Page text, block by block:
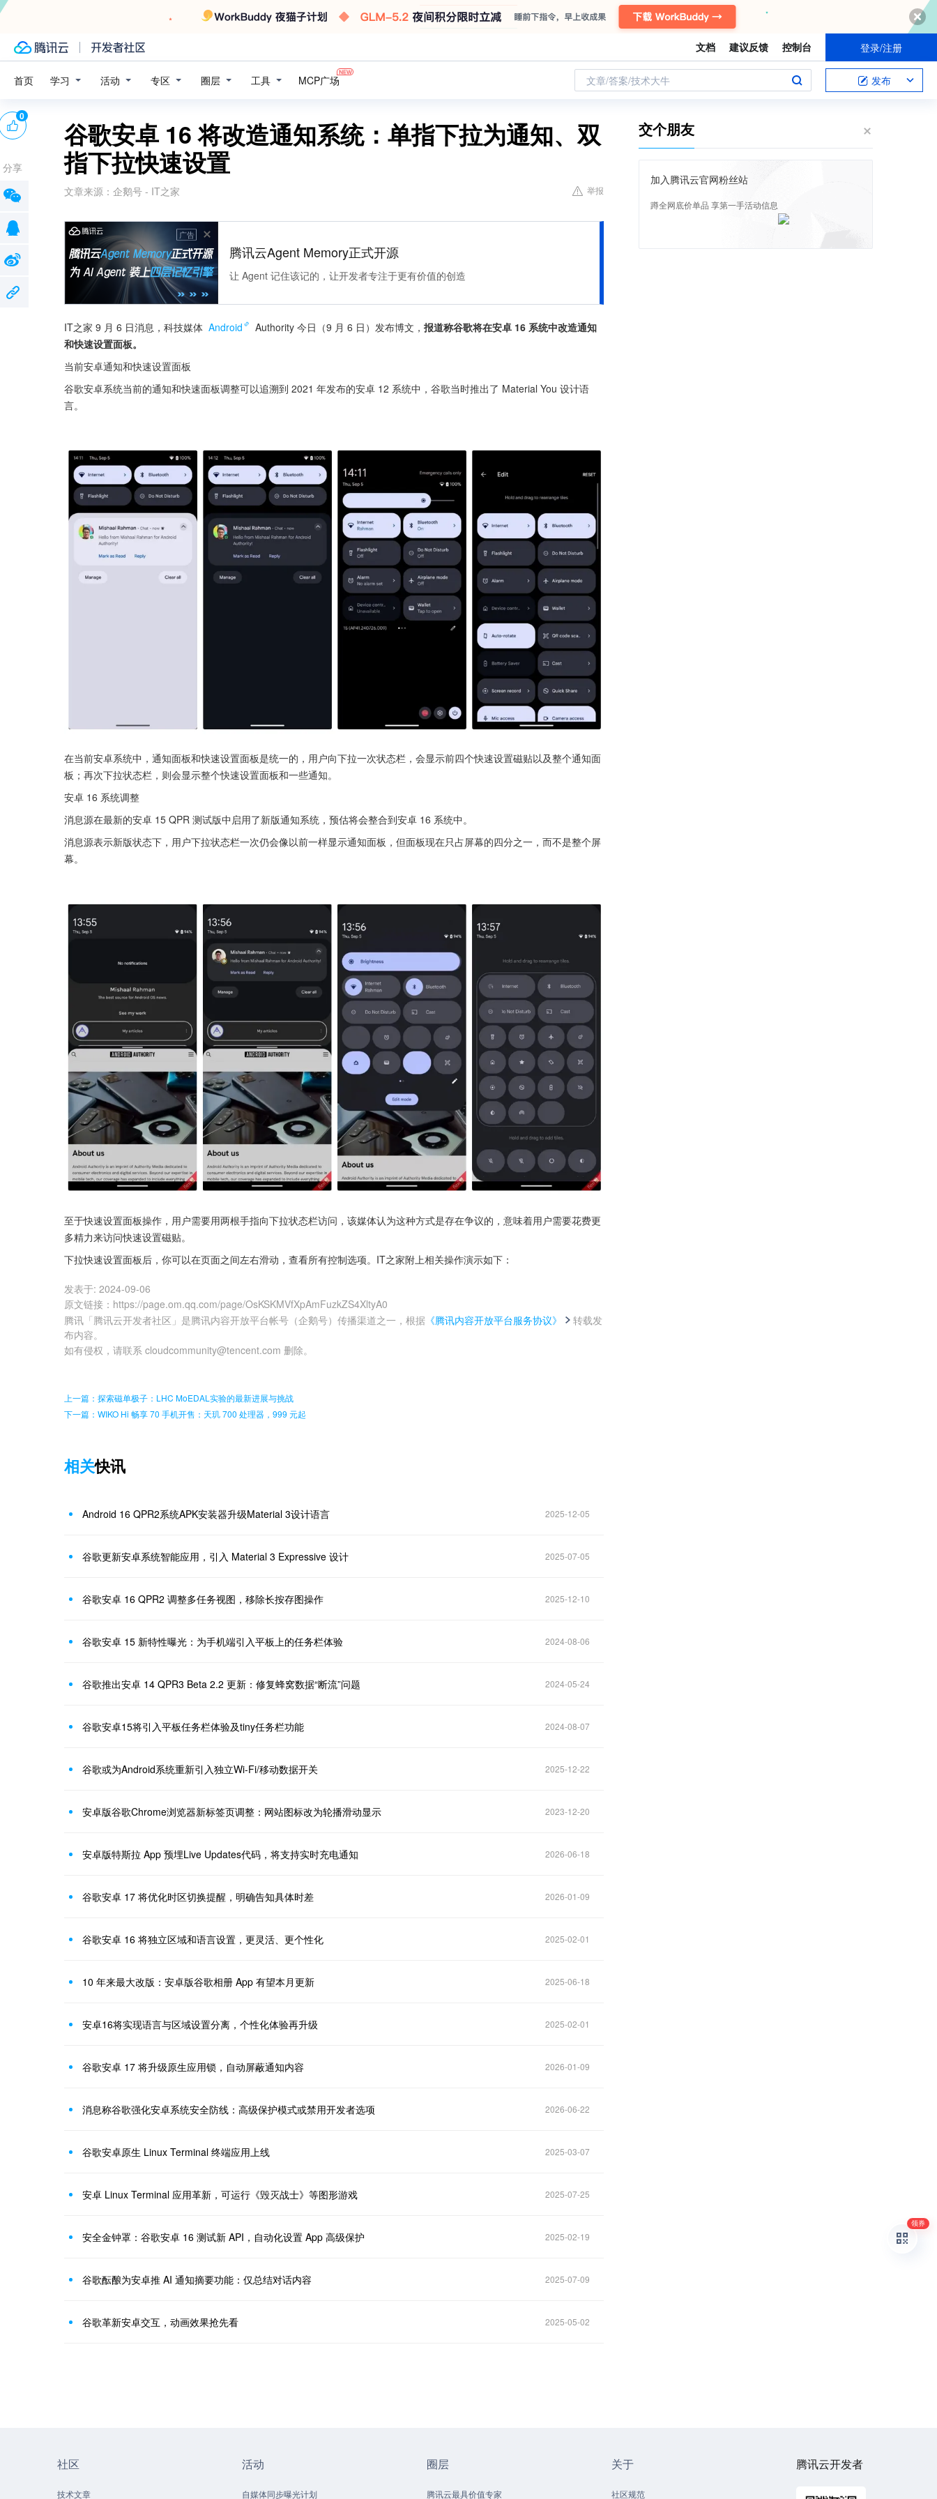
文档 建议反馈 控制台 登录/注册
首页 学习 活动 专区 圈层 工具 MCP广场 文章/答案/技术大牛 发布
谷歌安卓 16 将改造通知系统：单指下拉为通知、双
指下拉快速设置
文章来源： 企鹅号 - IT之家 举报
广告
腾讯云Agent Memory正式开源
让 Agent 记住该记的，让开发者专注于更有价值的创造
IT之家 9 月 6 日消息，科技媒体 Android Authority 今日（9 月 6 日）发布博文， 报道称谷歌将在安卓 16 系统中改造通知
和快速设置面板。
当前安卓通知和快速设置面板
谷歌安卓系统当前的通知和快速面板调整可以追溯到 2021 年发布的安卓 12 系统中，谷歌当时推出了 Material You 设计语
言。
在当前安卓系统中，通知面板和快速设置面板是统一的，用户向下拉一次状态栏，会显示前四个快速设置磁贴以及整个通知面
板；再次下拉状态栏，则会显示整个快速设置面板和一些通知。
安卓 16 系统调整
消息源在最新的安卓 15 QPR 测试版中启用了新版通知系统，预估将会整合到安卓 16 系统中。
消息源表示新版状态下，用户下拉状态栏一次仍会像以前一样显示通知面板，但面板现在只占屏幕的四分之一，而不是整个屏
幕。
至于快速设置面板操作，用户需要用两根手指向下拉状态栏访问，该媒体认为这种方式是存在争议的，意味着用户需要花费更
多精力来访问快速设置磁贴。
下拉快速设置面板后，你可以在页面之间左右滑动，查看所有控制选项。IT之家附上相关操作演示如下：
发表于: 2024-09-06
原文链接 ： https://page.om.qq.com/page/OsKSKMVfXpAmFuzkZS4XltyA0
腾讯「腾讯云开发者社区」是腾讯内容开放平台帐号（企鹅号）传播渠道之一，根据 《腾讯内容开放平台服务协议》
转载发
布内容。
如有侵权，请联系 cloudcommunity@tencent.com 删除。
0
分享
上一篇：探索磁单极子：LHC MoEDAL实验的最新进展与挑战
下一篇：WIKO Hi 畅享 70 手机开售：天玑 700 处理器，999 元起
相关快讯
Android 16 QPR2系统APK安装器升级Material 3设计语言 2025-12-05
谷歌更新安卓系统智能应用，引入 Material 3 Expressive 设计 2025-07-05
谷歌安卓 16 QPR2 调整多任务视图，移除长按存图操作 2025-12-10
谷歌安卓 15 新特性曝光：为手机端引入平板上的任务栏体验 2024-08-06
谷歌推出安卓 14 QPR3 Beta 2.2 更新：修复蜂窝数据“断流”问题 2024-05-24
谷歌安卓15将引入平板任务栏体验及tiny任务栏功能 2024-08-07
谷歌或为Android系统重新引入独立Wi-Fi/移动数据开关 2025-12-22
安卓版谷歌Chrome浏览器新标签页调整：网站图标改为轮播滑动显示 2023-12-20
安卓版特斯拉 App 预埋Live Updates代码，将支持实时充电通知 2026-06-18
谷歌安卓 17 将优化时区切换提醒，明确告知具体时差 2026-01-09
谷歌安卓 16 将独立区域和语言设置，更灵活、更个性化 2025-02-01
10 年来最大改版：安卓版谷歌相册 App 有望本月更新 2025-06-18
安卓16将实现语言与区域设置分离，个性化体验再升级 2025-02-01
谷歌安卓 17 将升级原生应用锁，自动屏蔽通知内容 2026-01-09
消息称谷歌强化安卓系统安全防线：高级保护模式或禁用开发者选项 2026-06-22
谷歌安卓原生 Linux Terminal 终端应用上线 2025-03-07
安卓 Linux Terminal 应用革新，可运行《毁灭战士》等图形游戏 2025-07-25
安全金钟罩：谷歌安卓 16 测试新 API，自动化设置 App 高级保护 2025-02-19
谷歌酝酿为安卓推 AI 通知摘要功能：仅总结对话内容 2025-07-09
谷歌革新安卓交互，动画效果抢先看 2025-05-02
交个朋友
加入腾讯云官网粉丝站
蹲全网底价单品 享第一手活动信息
社区
技术文章
活动
自媒体同步曝光计划
圈层
腾讯云最具价值专家
关于
社区规范
腾讯云开发者
领券